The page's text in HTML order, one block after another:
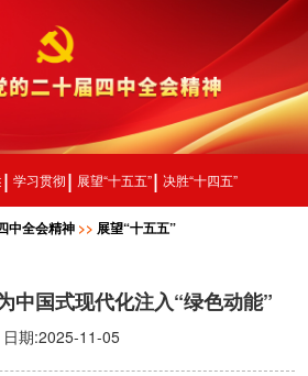
学习贯彻 展望“十五五” 决胜“十四五”
中全会精神 >> 展望“十五五”
中国式现代化注入“绿色动能”
日期:2025-11-05